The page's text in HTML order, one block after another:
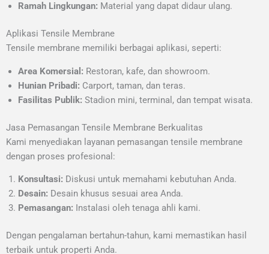
Ramah Lingkungan: Material yang dapat didaur ulang.
Aplikasi Tensile Membrane
Tensile membrane memiliki berbagai aplikasi, seperti:
Area Komersial: Restoran, kafe, dan showroom.
Hunian Pribadi: Carport, taman, dan teras.
Fasilitas Publik: Stadion mini, terminal, dan tempat wisata.
Jasa Pemasangan Tensile Membrane Berkualitas
Kami menyediakan layanan pemasangan tensile membrane
dengan proses profesional:
Konsultasi: Diskusi untuk memahami kebutuhan Anda.
Desain: Desain khusus sesuai area Anda.
Pemasangan: Instalasi oleh tenaga ahli kami.
Dengan pengalaman bertahun-tahun, kami memastikan hasil
terbaik untuk properti Anda.